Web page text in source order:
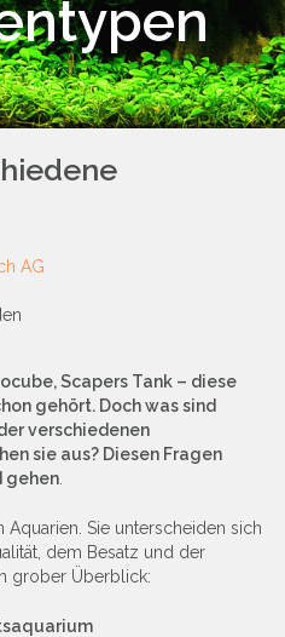
AG
Scapers Tank – diese
gehört. Doch was sind
verschiedenen
sie aus? Diesen Fragen
gehen
Sie unterscheiden sich
dem Besatz und der
grober Überblick: